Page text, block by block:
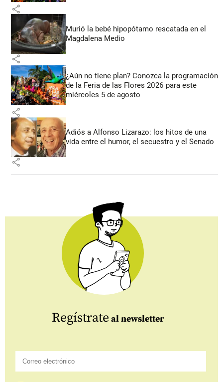
share
Murió la bebé hipopótamo rescatada en el
Magdalena Medio
share
¿Aún no tiene plan? Conozca la programación
de la Feria de las Flores 2026 para este
miércoles 5 de agosto
share
Adiós a Alfonso Lizarazo: los hitos de una
vida entre el humor, el secuestro y el Senado
share
Regístrate al newsletter